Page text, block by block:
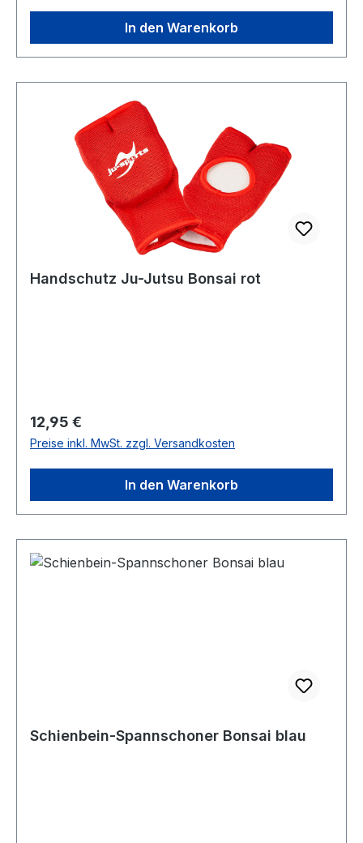
In den Warenkorb
Handschutz Ju-Jutsu Bonsai rot
Regulärer Preis:
12,95 €
Preise inkl. MwSt. zzgl. Versandkosten
In den Warenkorb
Schienbein-Spannschoner Bonsai blau